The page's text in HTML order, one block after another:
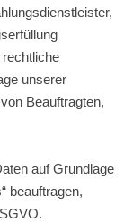
unserer
Beauftragten,
auf Grundlage
beauftragen,